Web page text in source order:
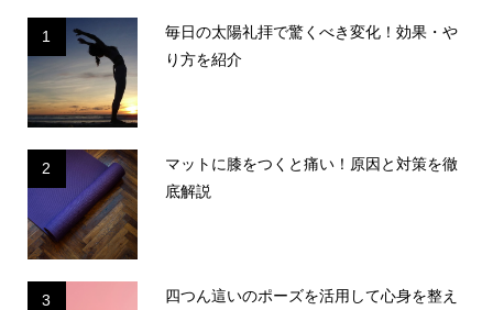
1
毎日の太陽礼拝で驚くべき変化！効果・や
り方を紹介
2
マットに膝をつくと痛い！原因と対策を徹
底解説
3
四つん這いのポーズを活用して心身を整え